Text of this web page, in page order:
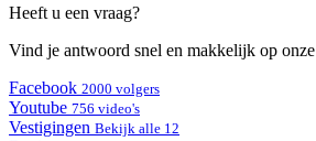
Heeft u een vraag?
Vind je antwoord snel en makkelijk op onze
Facebook 2000 volgers
Youtube 756 video's
Vestigingen Bekijk alle 12